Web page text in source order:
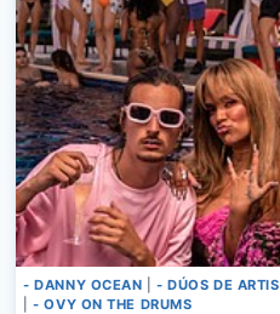
TU
SOY
YO
- DANNY OCEAN |- DÚOS DE
|- OVY ON THE DRUMS